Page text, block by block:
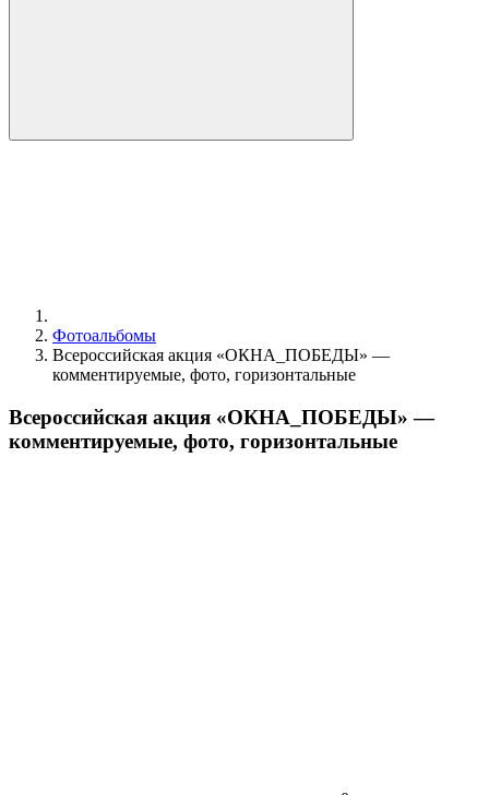
Фотоальбомы
Всероссийская акция «ОКНА_ПОБЕДЫ» —
комментируемые, фото, горизонтальные
Всероссийская акция «ОКНА_ПОБЕДЫ» —
комментируемые, фото, горизонтальные